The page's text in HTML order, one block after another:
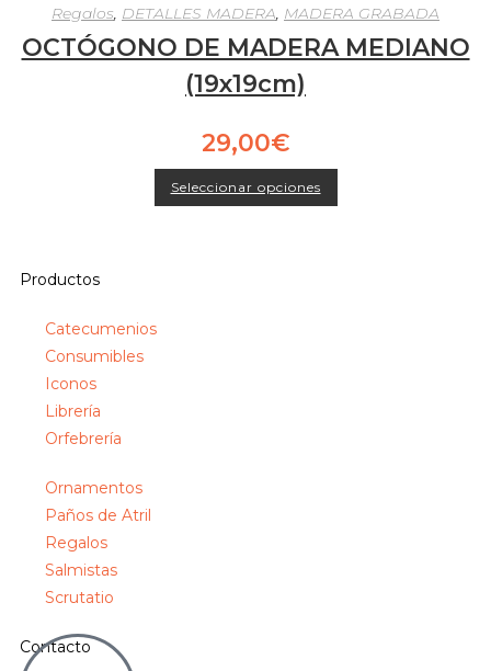
Regalos, DETALLES MADERA, MADERA GRABADA
OCTÓGONO DE MADERA MEDIANO
(19x19cm)
29,00€
Seleccionar opciones
Productos
Catecumenios
Consumibles
Iconos
Librería
Orfebrería
Ornamentos
Paños de Atril
Regalos
Salmistas
Scrutatio
Contacto